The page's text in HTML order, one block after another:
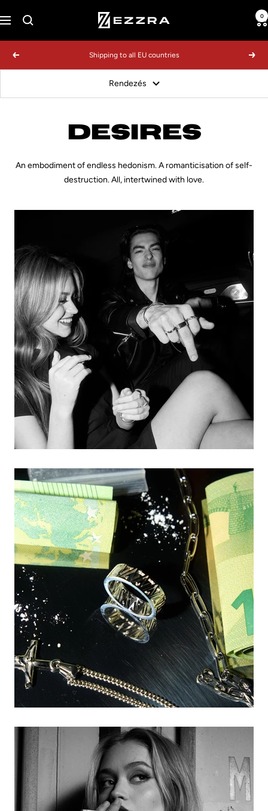
a
EZZRA 0
Előző Shipping to all EU countries
Rendezés
Desires
An embodiment of endless hedonism. A romanticisation of self-
destruction. All, intertwined with love.